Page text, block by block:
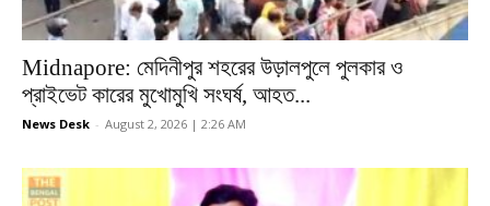
Midnapore: মেদিনীপুর শহরের উড়ালপুলে পুলকার ও
প্রাইভেট কারের মুখোমুখি সংঘর্ষ, আহত...
News Desk - August 2, 2026 | 2:26 AM